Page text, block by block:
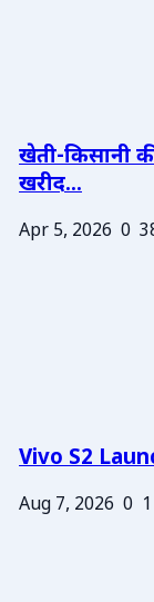
खेती-किसानी
खरीद...
Apr 5, 2026 0
Vivo S2
Aug 7, 2026 0 1